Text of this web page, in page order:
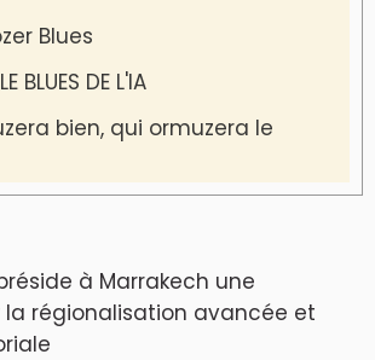
Musée Yves Saint Laurent fait
un rendez-vous
pour les cinéphiles et les
VIDÉOS & CLIP +